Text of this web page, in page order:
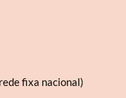
fixa nacional)